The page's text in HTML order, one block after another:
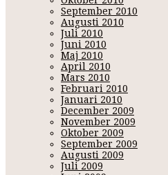
September 2010
Augusti 2010
Juli 2010
Juni 2010
Maj 2010
April 2010
Mars 2010
Februari 2010
Januari 2010
December 2009
November 2009
Oktober 2009
September 2009
Augusti 2009
Juli 2009